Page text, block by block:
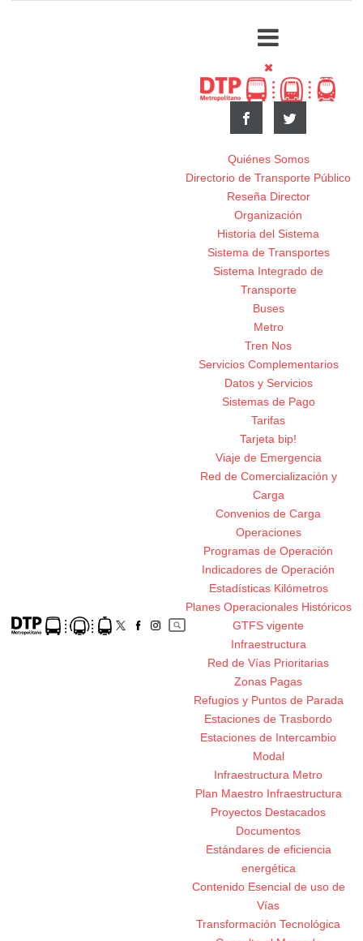
Quiénes Somos
Directorio de Transporte Público
Reseña Director
Organización
Historia del Sistema
Sistema de Transportes
Sistema Integrado de
Transporte
Buses
Metro
Tren Nos
Servicios Complementarios
Datos y Servicios
Sistemas de Pago
Tarifas
Tarjeta bip!
Viaje de Emergencia
Red de Comercialización y
Carga
Convenios de Carga
Operaciones
Programas de Operación
Indicadores de Operación
Estadísticas Kilómetros
Planes Operacionales Históricos
GTFS vigente
Infraestructura
Red de Vías Prioritarias
Zonas Pagas
Refugios y Puntos de Parada
Estaciones de Trasbordo
Estaciones de Intercambio
Modal
Infraestructura Metro
Plan Maestro Infraestructura
Proyectos Destacados
Documentos
Estándares de eficiencia
energética
Contenido Esencial de uso de
Vías
Transformación Tecnológica